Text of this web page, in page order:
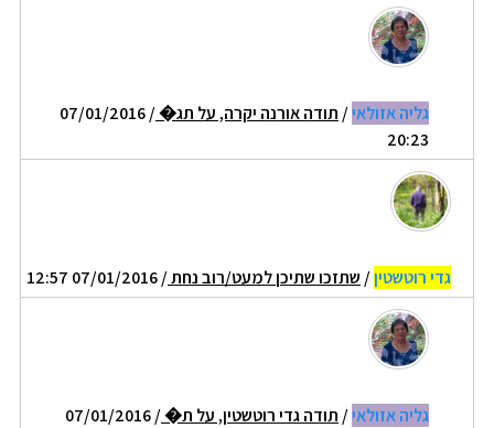
גליה אזולאי/ תודה אורנה יקרה, על תג� / 07/01/2016
20:23
גדי רוטשטין/ שתזכו שתיכן למעט/רוב נחת/ 07/01/2016 12:57
גליה אזולאי/ תודה גדי רוטשטין, על ת� / 07/01/2016